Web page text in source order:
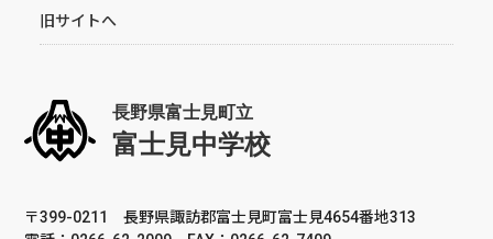
〒399-0211 長野県諏訪郡富士見町富士見4654番地313
旧サイトへ